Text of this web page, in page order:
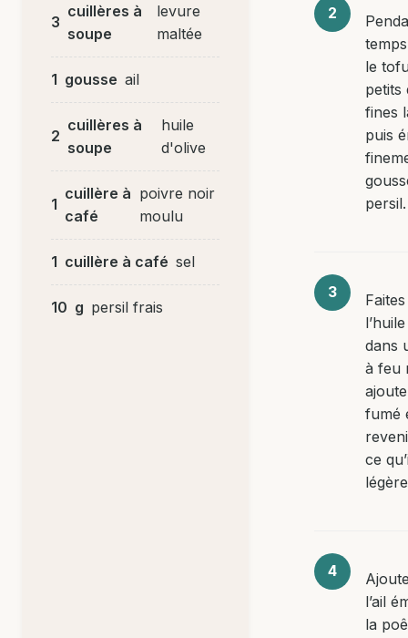
3
cuillères à
soupe
levure
maltée
1 gousse ail
2
cuillères à
soupe
huile
d'olive
1
cuillère à
café
poivre noir
moulu
1 cuillère à café sel
10 g persil frais
le
petits
fines
puis
persil.
dans
à feu
fumé
ce
l’ail
la